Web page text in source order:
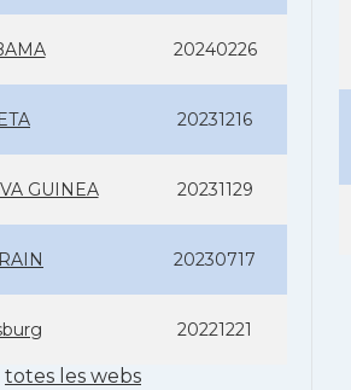
20240226
20231216
GUINEA 20231129
20230717
20221221
totes les webs